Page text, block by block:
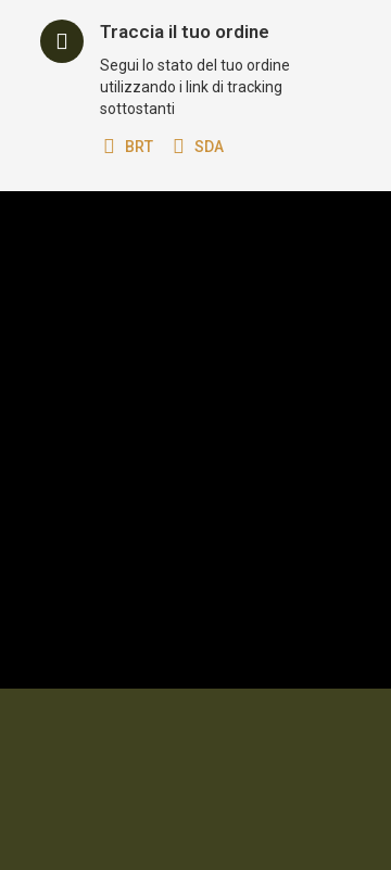
Traccia il tuo ordine
Segui lo stato del tuo ordine
utilizzando i link di tracking
sottostanti
BRT SDA